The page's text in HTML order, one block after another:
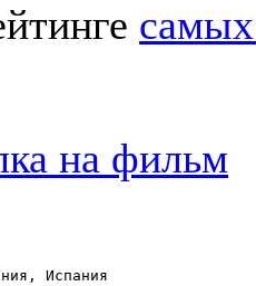
на фильм
Испания